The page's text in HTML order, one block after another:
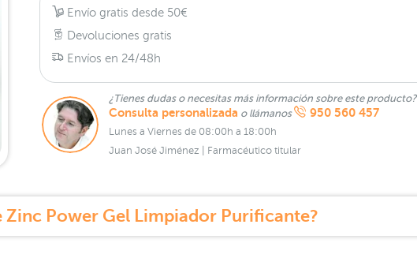
Envío gratis desde 50€
Devoluciones gratis
Envíos en 24/48h
¿Tienes dudas o necesitas más información sobre este producto?
Consulta personalizada o llámanos 950 560 457
Lunes a Viernes de 08:00h a 18:00h
Juan José Jiménez | Farmacéutico titular
Zinc Power Gel Limpiador Purificante?